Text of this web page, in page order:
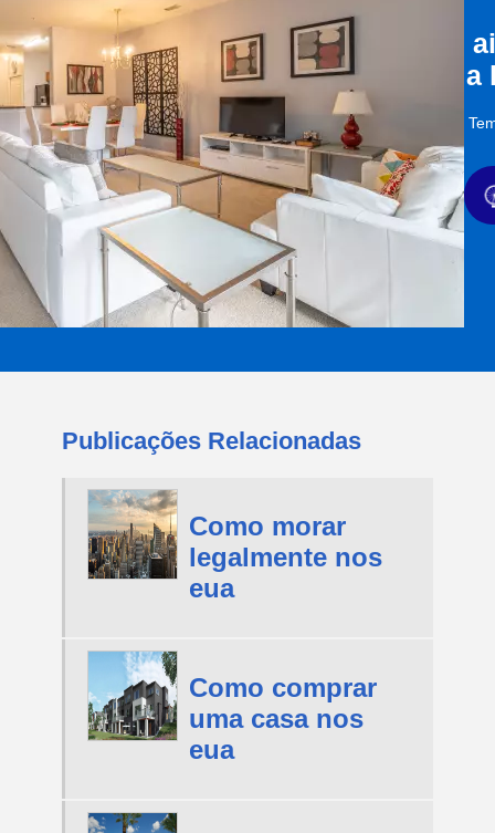
a
Publicações Relacionadas
Como morar
legalmente nos
eua
Como comprar
uma casa nos
eua